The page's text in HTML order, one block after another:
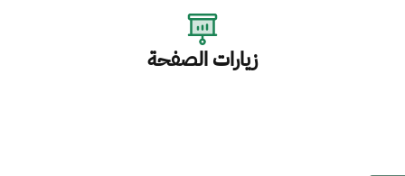
زيارات الصفحة